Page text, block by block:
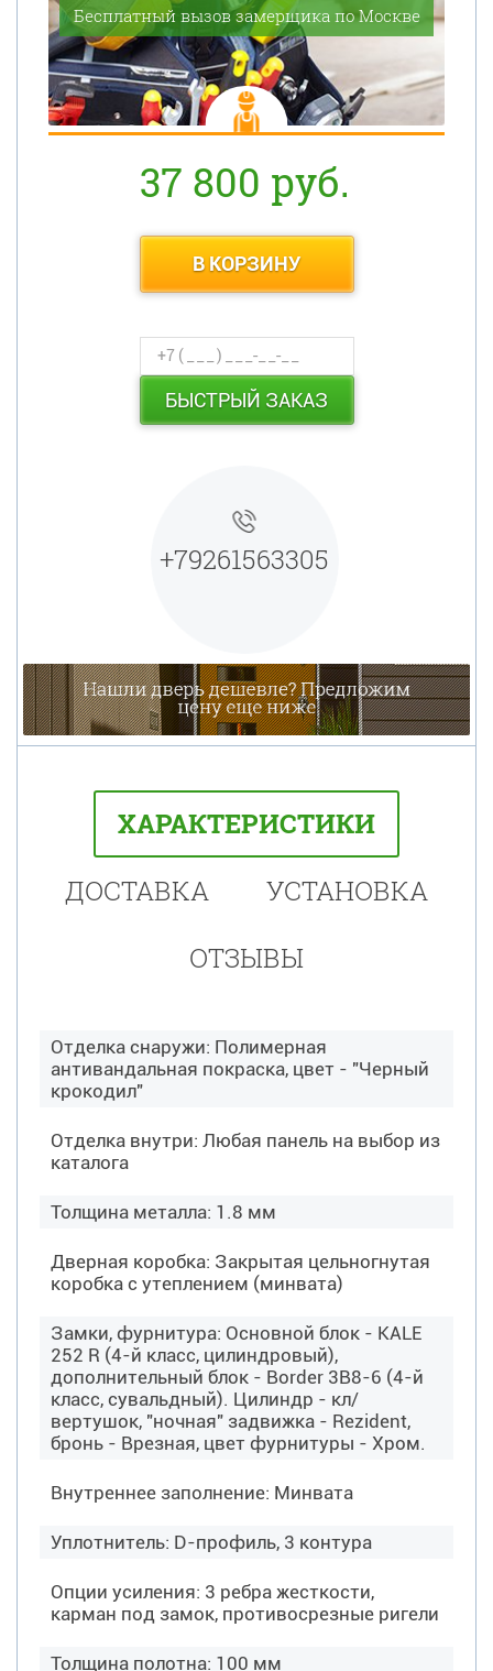
Бесплатный вызов замерщика по Москве
37 800 руб.
В КОРЗИНУ
БЫСТРЫЙ ЗАКАЗ
+79261563305
ХАРАКТЕРИСТИКИ
ДОСТАВКА
УСТАНОВКА
ОТЗЫВЫ
Отделка снаружи: Полимерная
антивандальная покраска, цвет - "Черный
крокодил"
Отделка внутри: Любая панель на выбор из
каталога
Толщина металла: 1.8 мм
Дверная коробка: Закрытая цельногнутая
коробка с утеплением (минвата)
Замки, фурнитура: Основной блок - KALE
252 R (4-й класс, цилиндровый),
дополнительный блок - Border 3B8-6 (4-й
класс, сувальдный). Цилиндр - кл/
вертушок, "ночная" задвижка - Rezident,
бронь - Врезная, цвет фурнитуры - Хром.
Внутреннее заполнение: Минвата
Уплотнитель: D-профиль, 3 контура
Опции усиления: 3 ребра жесткости,
карман под замок, противосрезные ригели
Толщина полотна: 100 мм